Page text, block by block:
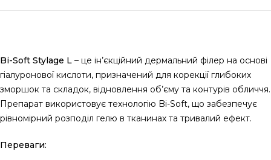
Bi-Soft Stylage L – це ін’єкційний дермальний філер на основі
гіалуронової кислоти, призначений для корекції глибоких
зморшок та складок, відновлення об’єму та контурів обличчя.
Препарат використовує технологію Bi-Soft, що забезпечує
рівномірний розподіл гелю в тканинах та тривалий ефект.
Переваги: